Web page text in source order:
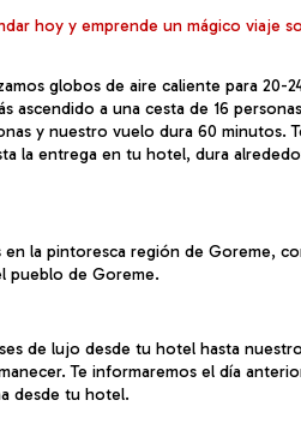
hoy y emprende un mágico viaje
globos de aire caliente para 20-
ascendido a una cesta de 16
y nuestro vuelo dura 60 minutos.
la entrega en tu hotel, dura
la pintoresca región de Goreme,
pueblo de Goreme.
de lujo desde tu hotel hasta nuestro
Te informaremos el día
desde tu hotel.